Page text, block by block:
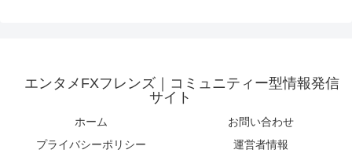
エンタメFXフレンズ｜コミュニティー型情報発信
サイト
ホーム
お問い合わせ
プライバシーポリシー
運営者情報